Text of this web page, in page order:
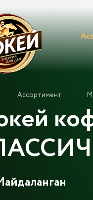
Ассортимент